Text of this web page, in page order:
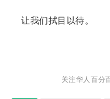
让我们拭目以待。
关注华人百分